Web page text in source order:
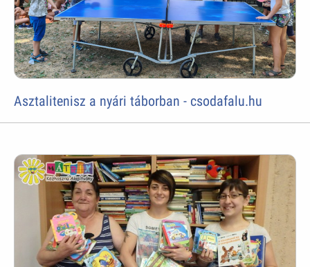
Asztalitenisz a nyári táborban - csodafalu.hu